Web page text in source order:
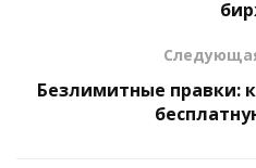
Безлимитные правки: